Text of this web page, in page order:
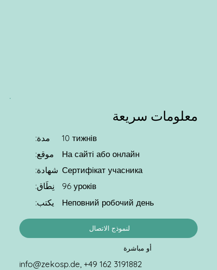
معلومات سريعة
لنموذج الاتصال
مدة:
موقع:
شهادة:
نِطَاق:
يكتب:
10 тижнів
На сайті або онлайн
Сертифікат учасника
96 уроків
Неповний робочий день
أو مباشرة
info@zekosp.de , +49 162 3191882